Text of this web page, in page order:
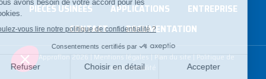
PIÈCES USINÉES
APPLICATIONS
ENTREPRISE
CONTACT
DOCUMENTATION
©Approflon 2026 | Mentions légales | Plan du site | Politique de
confidentialité